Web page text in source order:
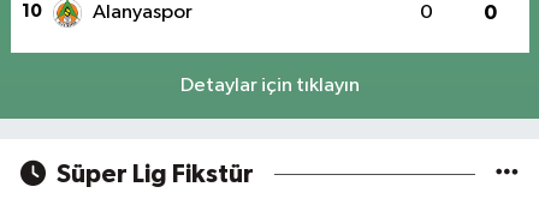
10 Alanyaspor 0 0
Detaylar için tıklayın
Süper Lig Fikstür